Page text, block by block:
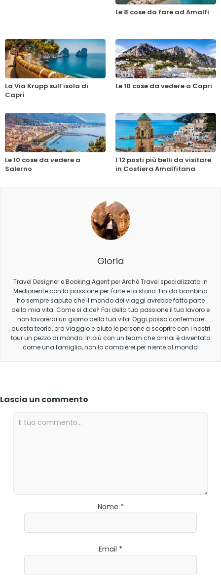
Le 8 cose da fare ad Amalfi
La Via Krupp sull’isola di
Capri
Le 10 cose da vedere a Capri
Le 10 cose da vedere a
Salerno
I 12 posti più belli da visitare
in Costiera Amalfitana
Gloria
Travel Designer e Booking Agent per Archè Travel specializzata in
Medioriente con la passione per l'arte e la storia. Fin da bambina
ho sempre saputo che il mondo dei viaggi avrebbe fatto parte
della mia vita. Come si dice? Fai della tua passione il tuo lavoro e
non lavorerai un giorno della tua vita! Oggi posso confermare
questa teoria, ora viaggio e aiuto le persone a scoprire con i nostri
tour un pezzo di mondo. In più con un team che ormai è diventato
come una famiglia, non lo cambierei per niente al mondo!
Lascia un commento
Nome *
Email *